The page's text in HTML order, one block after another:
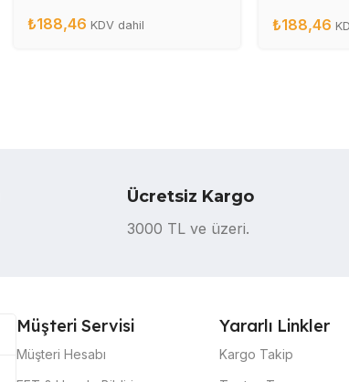
₺188,46 KDV dahil ₺188,46
Ücretsiz Kargo
3000 TL ve üzeri.
Müşteri Servisi
Müşteri Hesabı
Yararlı Linkler
Kargo Takip